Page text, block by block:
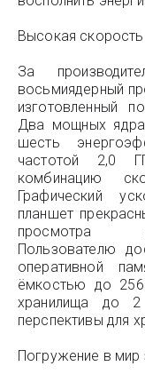
Высокая
За
восьмиядерный
изготовленный
Два мощных ядра
шесть
частотой 2,0
комбинацию
Графический
планшет
просмотра
Пользователю
оперативной
ёмкостью до
хранилища до 2
перспективы для
Погружение в мир